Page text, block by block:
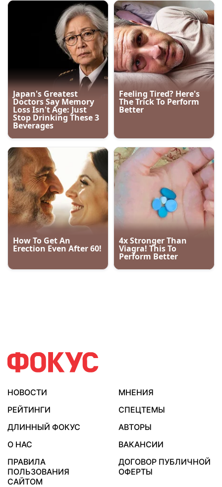
НОВОСТИ
МНЕНИЯ
РЕЙТИНГИ
СПЕЦТЕМЫ
ДЛИННЫЙ ФОКУС
АВТОРЫ
О НАС
ВАКАНСИИ
ПРАВИЛА
ПОЛЬЗОВАНИЯ
САЙТОМ
ДОГОВОР ПУБЛИЧНОЙ
ОФЕРТЫ